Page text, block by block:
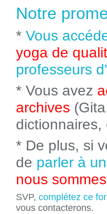
Notre
* Vous
yoga de
professeurs
* Vous avez
archives
dictionnaires,
* De plus, si
de parler à
nous
SVP, complétez ce
vous contacterons.